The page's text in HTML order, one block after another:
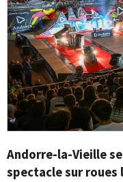
Andorre-la-Vieille
spectacle sur roues